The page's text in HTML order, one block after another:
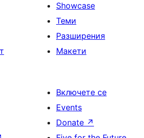
Showcase
Теми
Разширения
Макети
Включете се
Events
Donate ↗